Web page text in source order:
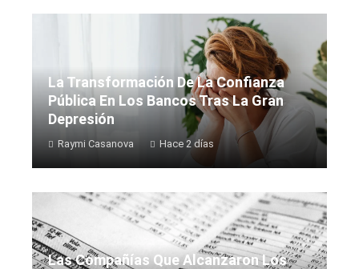
La Transformación De La Confianza
Pública En Los Bancos Tras La Gran
Depresión
Raymi Casanova Hace 2 días
Las Compañías Que Alcanzaron Los